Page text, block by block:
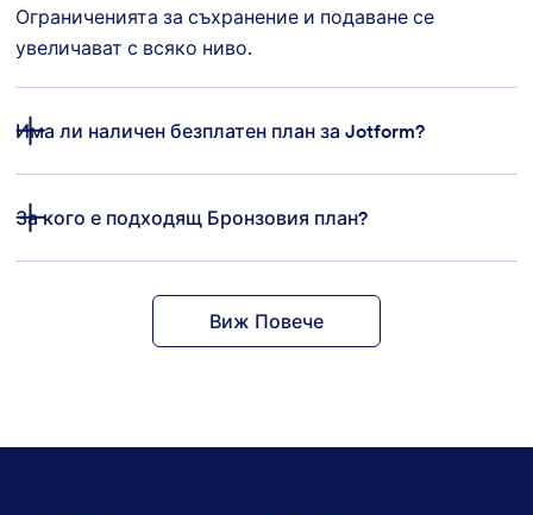
Ограниченията за съхранение и подаване се
увеличават с всяко ниво.
Има ли наличен безплатен план за Jotform?
шаблони на форми
За кого е подходящ Бронзовия план?
Виж Повече